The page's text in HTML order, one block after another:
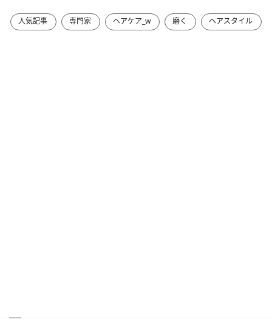
人気記事 専門家 ヘアケア_w 磨く ヘアスタイル